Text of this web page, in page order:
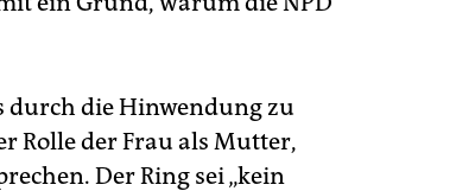
durch die Hinwendung zu
Rolle der Frau als Mutter,
Der Ring sei „kein